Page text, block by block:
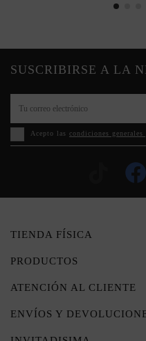
SUSCRIBIRSE A LA
Acepto las condiciones
TIENDA FÍSICA
PRODUCTOS
ATENCIÓN AL CLIENTE
ENVÍOS Y